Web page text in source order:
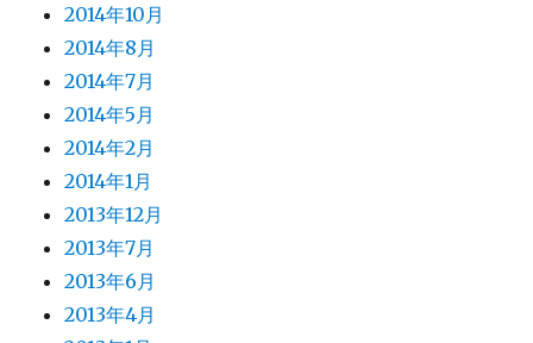
2014年10月
2014年8月
2014年7月
2014年5月
2014年2月
2014年1月
2013年12月
2013年7月
2013年6月
2013年4月